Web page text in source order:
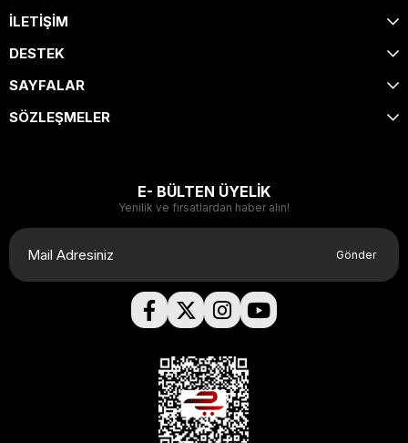
İLETİŞİM
DESTEK
SAYFALAR
SÖZLEŞMELER
E- BÜLTEN ÜYELİK
Yenilik ve fırsatlardan haber alın!
Gönder